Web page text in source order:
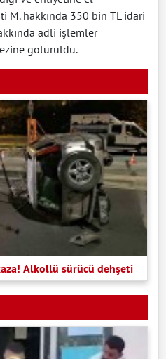
M. hakkında 350 bin TL idari
adli işlemler
götürüldü.
Alkollü sürücü dehşeti